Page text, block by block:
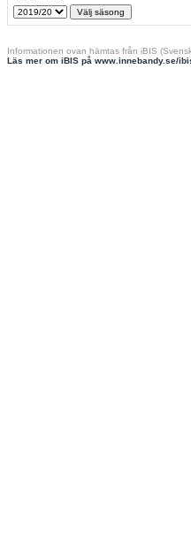
Informationen ovan hämtas från iBIS
Läs mer om iBIS på www.innebandy.se/